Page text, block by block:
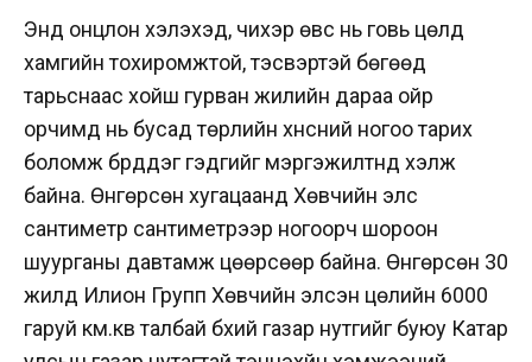
Энд онцлон хэлэхэд, чихэр өвс нь говь цөлд
хамгийн тохиромжтой, тэсвэртэй бөгөөд
тарьснаас хойш гурван жилийн дараа ойр
орчимд нь бусад төрлийн хүнсний ногоо тарих
боломж бүрддэг гэдгийг мэргэжилтнүүд хэлж
байна. Өнгөрсөн хугацаанд Хөвчийн элс
сантиметр сантиметрээр ногоорч шороон
шуурганы давтамж цөөрсөөр байна. Өнгөрсөн 30
жилд Илион Групп Хөвчийн элсэн цөлийн 6000
гаруй км.кв талбай бүхий газар нутгийг буюу Катар